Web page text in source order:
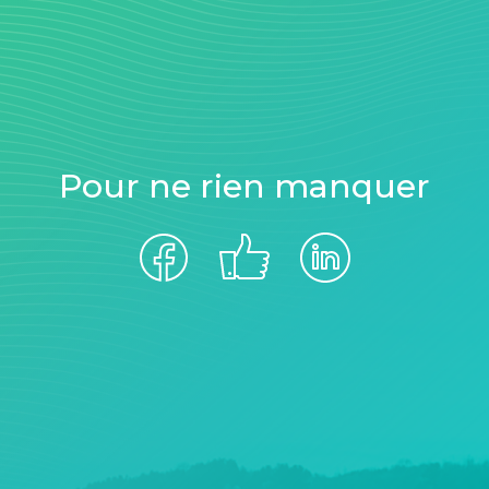
Pour ne rien manquer